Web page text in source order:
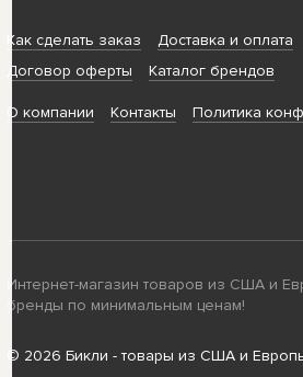
Как сделать заказ Доставка и оплата
Договор оферты
Каталог брендов
О компании Контакты Политика
Интернет-магазин товаров из США и
бренды по минимальным ценам!
© 2026 Бикли - товары из США и